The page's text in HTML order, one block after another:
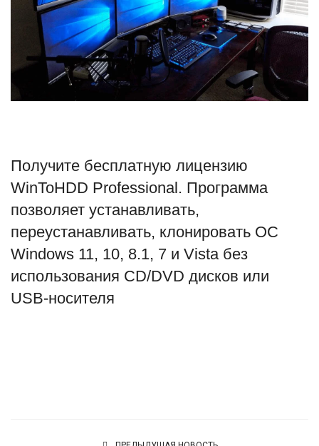
Туризм
Недвижимость
Авто
Образование
Шоу-бизнес
В мире
Россия
Получите бесплатную лицензию
WinToHDD Professional. Программа
позволяет устанавливать,
переустанавливать, клонировать ОС
Windows 11, 10, 8.1, 7 и Vista без
использования CD/DVD дисков или
USB-носителя